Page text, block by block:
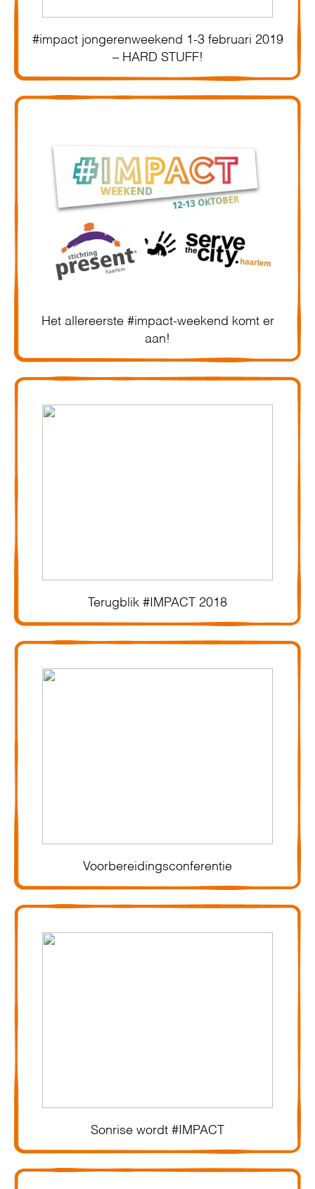
#impact jongerenweekend 1-3 februari 2019
– HARD STUFF!
Het allereerste #impact-weekend komt er
aan!
Terugblik #IMPACT 2018
Voorbereidingsconferentie
Sonrise wordt #IMPACT